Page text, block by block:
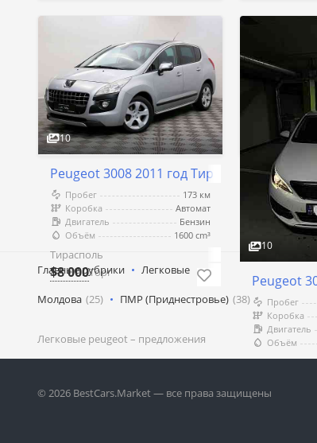
$9 119.19
10
Peugeot 3008 2011 год Тирасполь
Пробег
173 км
Коробка
Автомат
Двигатель
Бензин
Объём
1600 cm³
Тирасполь
$8 000Торг
10
Peugeot
Пробег
Коробка
Двигатель
Объём
Кишинёв
Главные рубрики Легковые
Молдова (25) ПМР (Приднестровье) (38)
Легковые peugeot – предложения
© 2026 BestCars.Market — все права защищены